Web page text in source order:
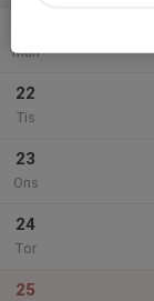
Mån
22
Tis
23
Ons
24
Tor
25